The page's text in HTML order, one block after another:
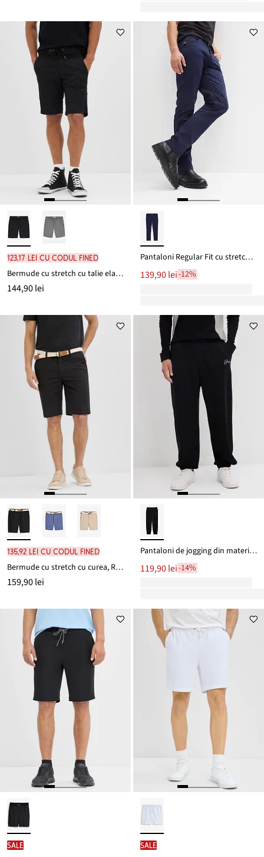
123,17 lei cu codul FINED
Bermude cu stretch cu talie elastică, Regular Fit
144,90 lei
Pantaloni Regular Fit cu stretch, drepți
139,90 lei-12%
135,92 lei cu codul FINED
Bermude cu stretch cu curea, Regular Fit
159,90 lei
Pantaloni de jogging din material gros de bumbac, Loose Fit
119,90 lei-14%
SALE SALE